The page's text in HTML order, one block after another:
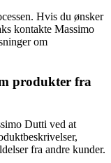
Hvis du ønsker
kontakte Massimo
om
produkter fra
Dutti ved at
fra andre kunder.